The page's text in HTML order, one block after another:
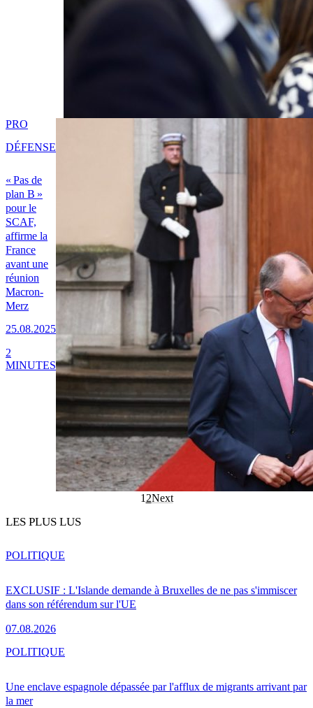
« Pas de
plan B »
pour le
SCAF,
affirme la
France
avant une
réunion
Macron-
Merz
25.08.2025
PRO
DÉFENSE
2
MINUTES
1 2Next
LES PLUS LUS
EXCLUSIF : L'Islande demande à Bruxelles de ne pas s'immiscer
dans son référendum sur l'UE
07.08.2026
POLITIQUE
Une enclave espagnole dépassée par l'afflux de migrants arrivant par
la mer
POLITIQUE